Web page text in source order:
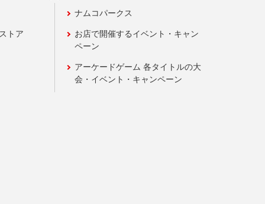
トア
ナムコパークス
お店で開催するイベント・キャン
ペーン
アーケードゲーム 各タイトルの大
会・イベント・キャンペーン